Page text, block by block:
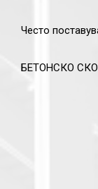
Често
БЕТОНСКО